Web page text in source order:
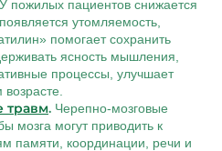
пожилых пациентов снижается
утомляемость,
помогает сохранить
ясность мышления,
процессы, улучшает
травм. Черепно-мозговые
мозга могут приводить к
памяти, координации, речи и